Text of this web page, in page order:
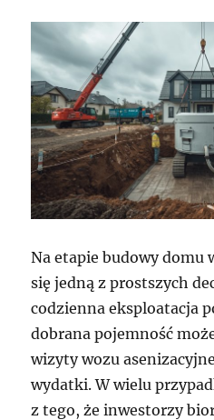
Na etapie budowy domu
się jedną z prostszych
codzienna eksploatacja
dobrana pojemność
wizyty wozu
wydatki. W wielu
z tego, że inwestorzy